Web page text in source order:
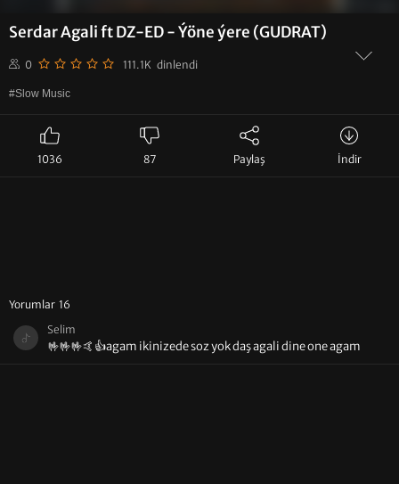
Serdar Agali ft DZ-ED - Ýöne ýere (GUDRAT)
0 111.1K dinlendi
#Slow Music
1036 87 Paylaş İndir
Yorumlar 16
Selim
🤟🤟🤟🤙👍agam ikinizede soz yok daş agali dine one agam